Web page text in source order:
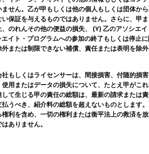
せん。乙が甲もしくは他の個人もしくは団体か
保証を与えるものではありません。さらに、甲
のれんその他の便益の損失、 (Y) 乙のアソシエ
イト・プログラムへの参加の終了もしくは停止
または制限できない補償、責任または表明を除
もしくはライセンサーは、間接損害、付随的損
用またはデータの損失について、たとえ甲がこ
て生じる甲の責任の総額は、最新の請求または
うべき、紹介料の総額を超えないものとします
利を含め、一切の権利または衡平法上の救済を
ありません。